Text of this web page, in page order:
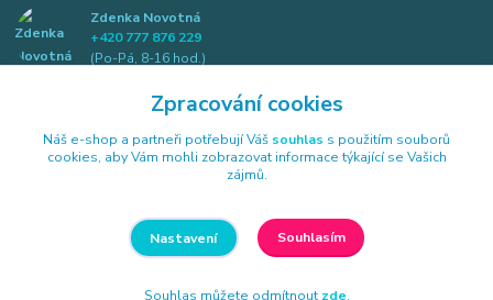
Zdenka Novotná
+420 777 876 229
(Po-Pá, 8-16 hod.)
Všechna práva vyhrazena Elkotex s.r.o., Náměstí B. Havlasy 85, 384 26
Zpracování cookies
Náš e-shop a partneři potřebují Váš souhlas s použitím souborů
cookies, aby Vám mohli zobrazovat informace týkající se Vašich
zájmů.
Nastavení Souhlasím
Souhlas můžete odmítnout zde.